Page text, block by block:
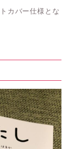
カバー仕様とな